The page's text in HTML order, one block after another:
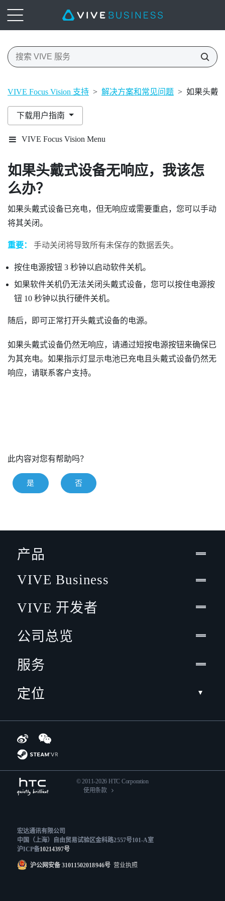
VIVE Focus Vision 支持 > 解决方案和常见问题 > 如果头戴
下载用户指南
VIVE Focus Vision Menu
如果头戴式设备无响应，我该怎
么办？
如果头戴式设备已充电，但无响应或需要重启，您可以手动
将其关闭。
重要： 手动关闭将导致所有未保存的数据丢失。
按住电源按钮 3 秒钟以启动软件关机。
如果软件关机仍无法关闭头戴式设备，您可以按住电源按
钮 10 秒钟以执行硬件关机。
随后，即可正常打开头戴式设备的电源。
如果头戴式设备仍然无响应，请通过短按电源按钮来确保已
为其充电。如果指示灯显示电池已充电且头戴式设备仍然无
响应，请联系客户支持。
此内容对您有帮助吗？
是 否
产品
VIVE Business
VIVE 开发者
公司总览
服务
定位
© 2011-2026 HTC Corporation
使用条款
宏达通讯有限公司
中国（上海）自由贸易试验区金科路2557号101-A室
沪ICP备10214397号
沪公网安备 31011502018946号营业执照